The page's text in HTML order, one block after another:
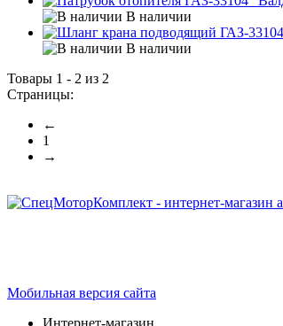
В наличии
В наличии
Товары 1 - 2 из 2
Страницы:
←
1
→
Мобильная версия сайта
Интернет-магазин